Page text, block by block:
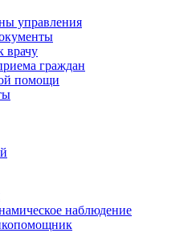
управления
врачу
граждан
помощи
наблюдение